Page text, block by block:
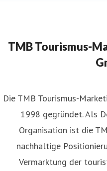
TMB Tourismus-
​Die TMB Tourismus-
1998 gegründet. Als
Organisation ist die
nachhaltige
Vermarktung der